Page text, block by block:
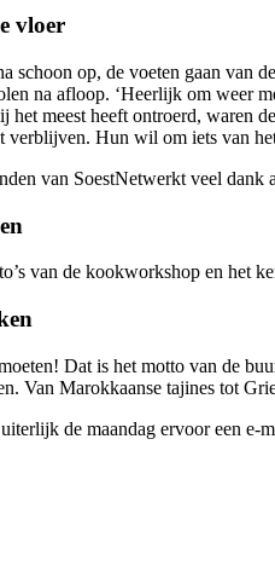
vloer
schoon op, de voeten gaan van
na afloop. ‘Heerlijk om weer
het meest heeft ontroerd, waren
verblijven. Hun wil om iets van
van SoestNetwerkt veel dank
van de kookworkshop en het
Dat is het motto van de
Van Marokkaanse tajines tot
de maandag ervoor een